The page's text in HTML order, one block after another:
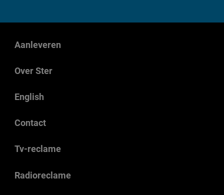
Aanleveren
Over Ster
English
Contact
Tv-reclame
Radioreclame